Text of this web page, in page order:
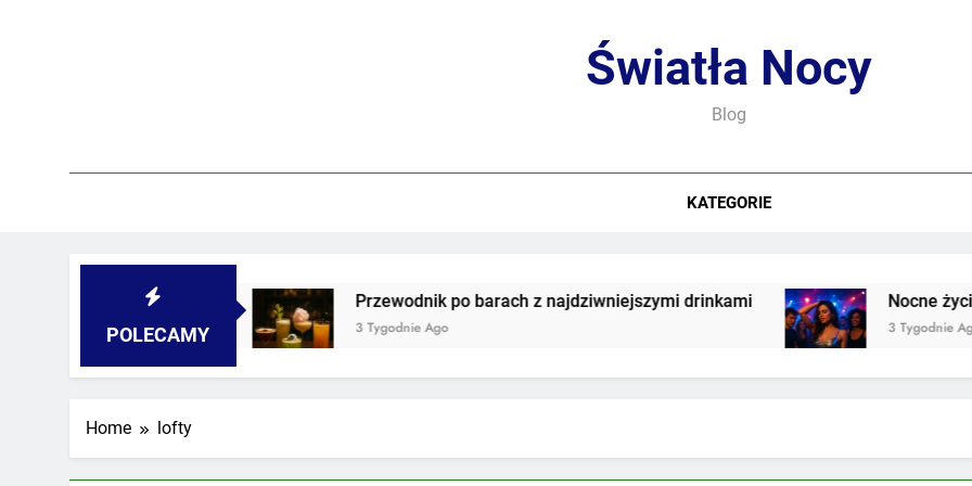
Światła Nocy
Blog
KATEGORIE
POLECAMY
i podwórkach Przewodnik po barach z najdziwniejszymi drinkami
3 Tygodnie Ago
Nocne życie
3 Tygodnie Ago
Home lofty